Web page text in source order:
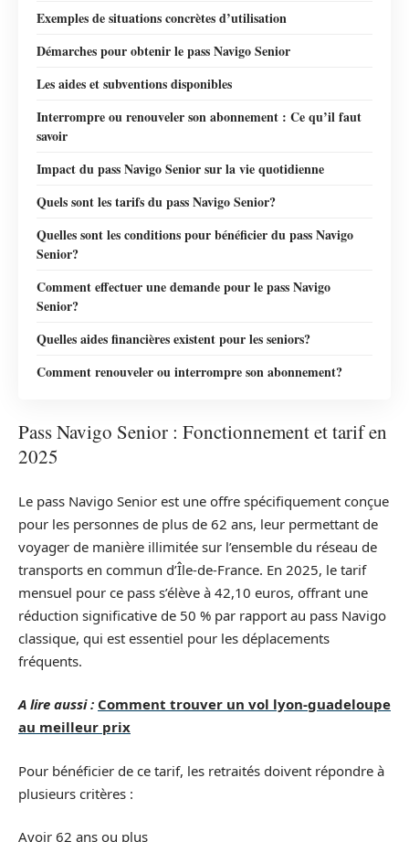
Exemples de situations concrètes d’utilisation
Démarches pour obtenir le pass Navigo Senior
Les aides et subventions disponibles
Interrompre ou renouveler son abonnement : Ce qu’il faut
savoir
Impact du pass Navigo Senior sur la vie quotidienne
Quels sont les tarifs du pass Navigo Senior?
Quelles sont les conditions pour bénéficier du pass Navigo
Senior?
Comment effectuer une demande pour le pass Navigo
Senior?
Quelles aides financières existent pour les seniors?
Comment renouveler ou interrompre son abonnement?
Pass Navigo Senior : Fonctionnement et tarif en
2025
Le pass Navigo Senior est une offre spécifiquement conçue
pour les personnes de plus de 62 ans, leur permettant de
voyager de manière illimitée sur l’ensemble du réseau de
transports en commun d’Île-de-France. En 2025, le tarif
mensuel pour ce pass s’élève à 42,10 euros, offrant une
réduction significative de 50 % par rapport au pass Navigo
classique, qui est essentiel pour les déplacements
fréquents.
A lire aussi : Comment trouver un vol lyon-guadeloupe
au meilleur prix
Pour bénéficier de ce tarif, les retraités doivent répondre à
plusieurs critères :
Avoir 62 ans ou plus